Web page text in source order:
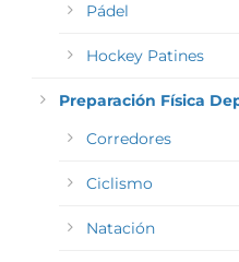
Pádel
Hockey Patines
Preparación Física
Corredores
Ciclismo
Natación